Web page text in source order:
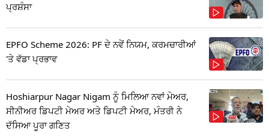
ਪ੍ਰਸ਼ੰਸਾ
EPFO Scheme 2026: PF ਦੇ ਨਵੇਂ ਨਿਯਮ, ਕਰਮਚਾਰੀਆਂ
'ਤੇ ਵੱਡਾ ਪ੍ਰਭਾਵ
Hoshiarpur Nagar Nigam ਨੂੰ ਮਿਲਿਆ ਨਵਾਂ ਮੇਅਰ,
ਸੀਨੀਅਰ ਡਿਪਟੀ ਮੇਅਰ ਅਤੇ ਡਿਪਟੀ ਮੇਅਰ, ਮੰਤਰੀ ਨੇ
ਦੱਸਿਆ ਪੂਰਾ ਗਣਿਤ